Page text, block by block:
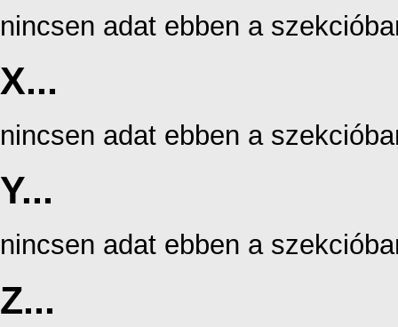
nincsen adat ebben a
X...
nincsen adat ebben a
Y...
nincsen adat ebben a
Z...